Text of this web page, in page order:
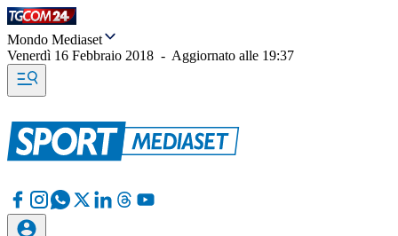
Mondo Mediaset
Venerdì 16 Febbraio 2018 - Aggiornato alle 19:37